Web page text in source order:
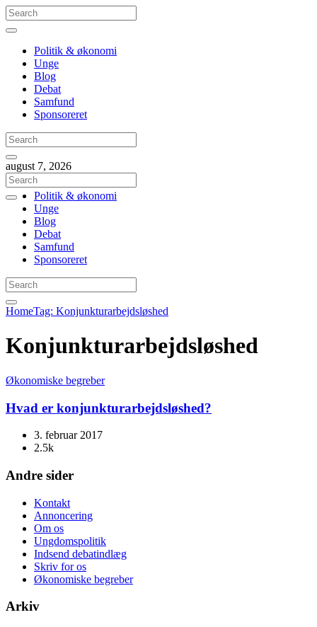
Politik & økonomi
Unge
Blog
Debat
Samfund
Sponsoreret
august 7, 2026
Politik & økonomi
Unge
Blog
Debat
Samfund
Sponsoreret
HomeTag: Konjunkturarbejdsløshed
Konjunkturarbejdsløshed
Økonomiske begreber
Hvad er konjunkturarbejdsløshed?
3. februar 2017
2.5k
Andre sider
Kontakt
Annoncering
Om os
Ungdomspolitik
Indsend debatindlæg
Skriv for os
Økonomiske begreber
Arkiv